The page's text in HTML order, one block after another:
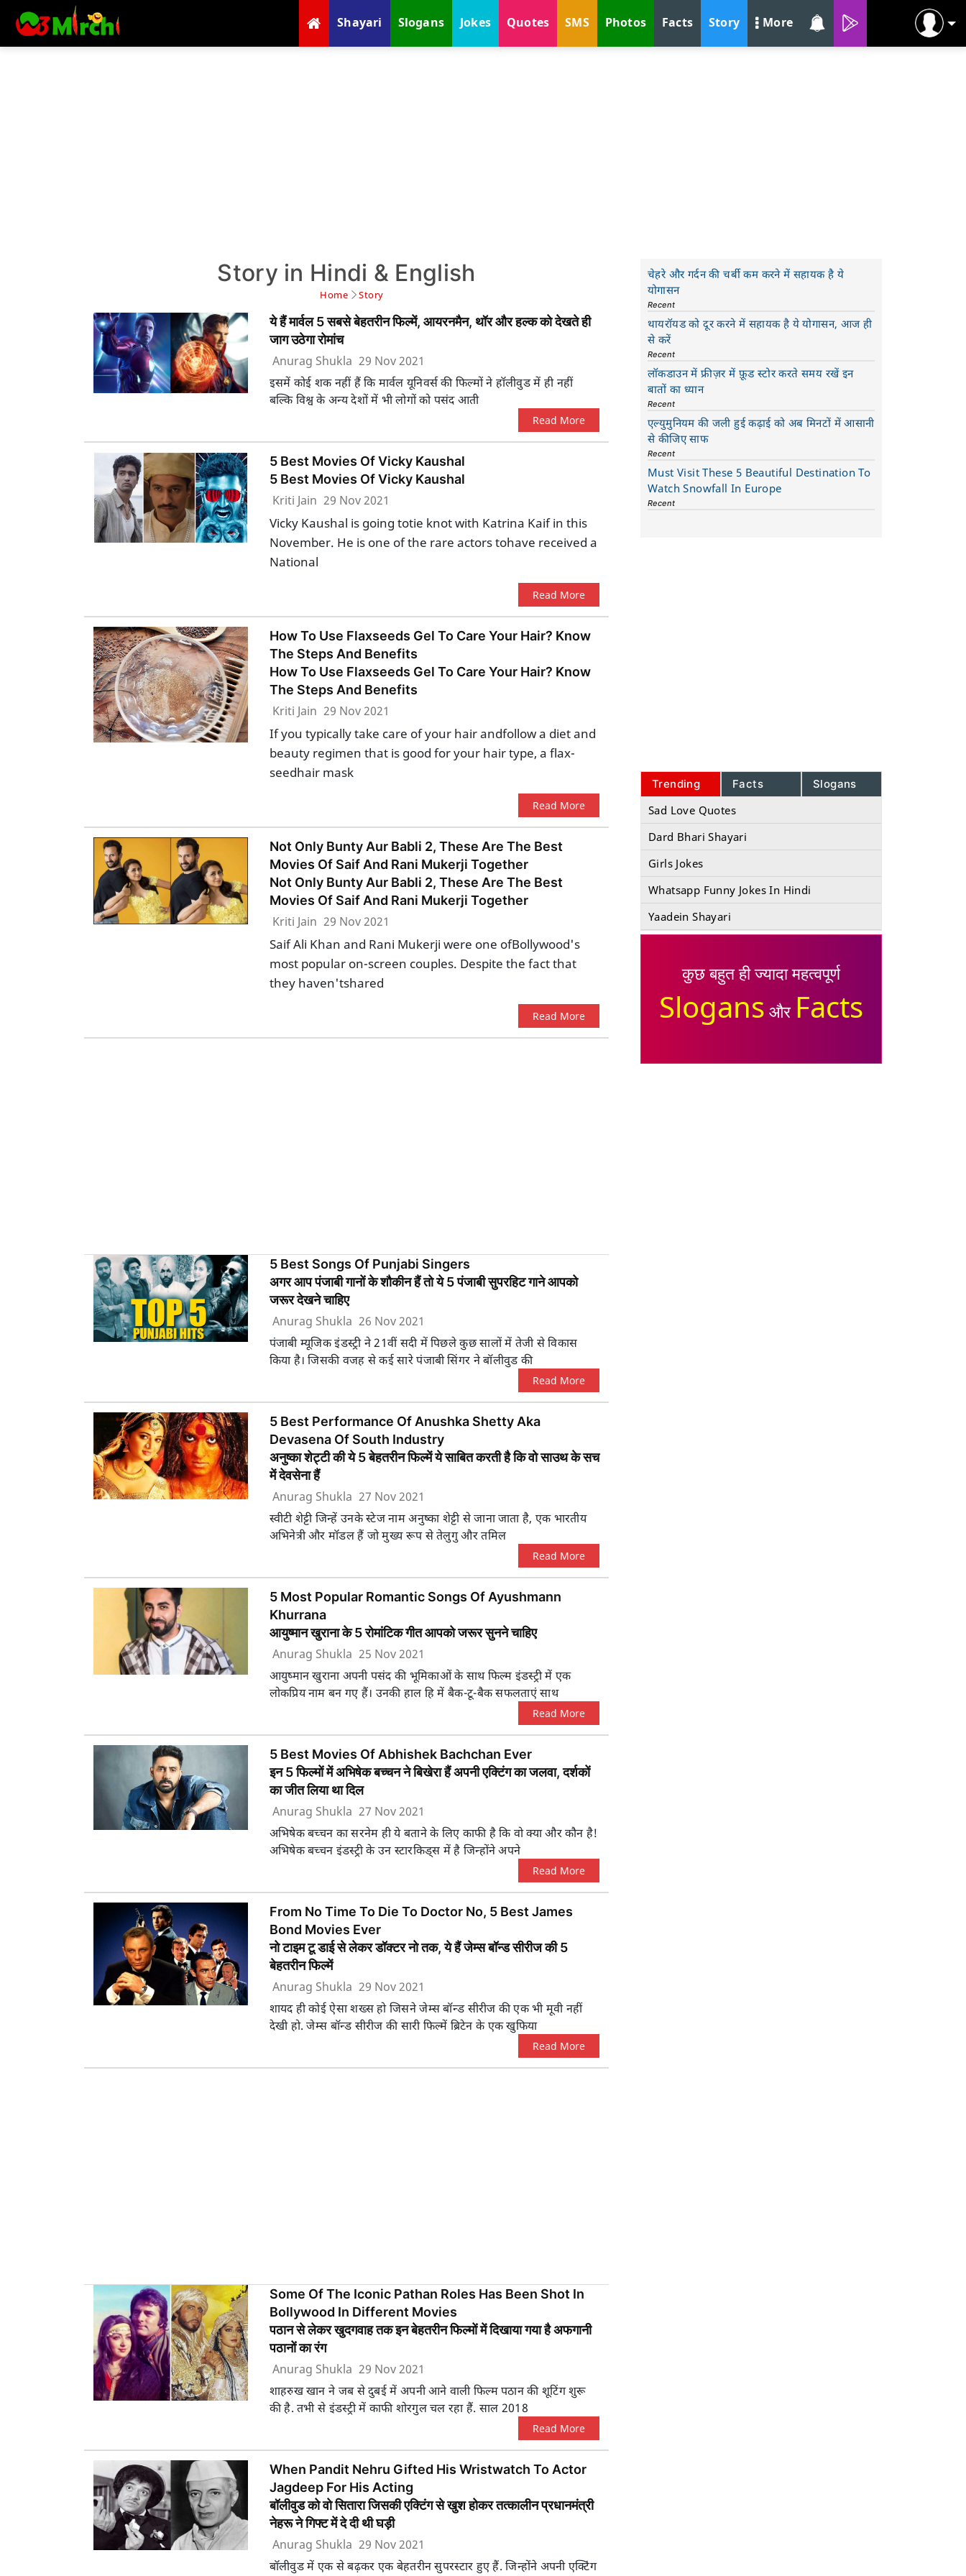
Shayari Slogans Jokes Quotes SMS Photos Facts Story More
Story in Hindi & English
Home Story
ये हैं मार्वल 5 सबसे बेहतरीन फिल्में, आयरनमैन, थॉर और हल्क को देखते ही
जाग उठेगा रोमांच
Anurag Shukla 29 Nov 2021
इसमें कोई शक नहीं हैं कि मार्वल यूनिवर्स की फिल्मों ने हॉलीवुड में ही नहीं
बल्कि विश्व के अन्य देशों में भी लोगों को पसंद आती
Read More
5 Best Movies Of Vicky Kaushal
5 Best Movies Of Vicky Kaushal
Kriti Jain 29 Nov 2021
Vicky Kaushal is going totie knot with Katrina Kaif in this
November. He is one of the rare actors tohave received a
National
Read More
How To Use Flaxseeds Gel To Care Your Hair? Know
The Steps And Benefits
How To Use Flaxseeds Gel To Care Your Hair? Know
The Steps And Benefits
Kriti Jain 29 Nov 2021
If you typically take care of your hair andfollow a diet and
beauty regimen that is good for your hair type, a flax-
seedhair mask
Read More
Not Only Bunty Aur Babli 2, These Are The Best
Movies Of Saif And Rani Mukerji Together
Not Only Bunty Aur Babli 2, These Are The Best
Movies Of Saif And Rani Mukerji Together
Kriti Jain 29 Nov 2021
Saif Ali Khan and Rani Mukerji were one ofBollywood's
most popular on-screen couples. Despite the fact that
they haven'tshared
Read More
5 Best Songs Of Punjabi Singers
अगर आप पंजाबी गानों के शौकीन हैं तो ये 5 पंजाबी सुपरहिट गाने आपको
जरूर देखने चाहिए
Anurag Shukla 26 Nov 2021
पंजाबी म्यूजिक इंडस्ट्री ने 21वीं सदी में पिछले कुछ सालों में तेजी से विकास
किया है। जिसकी वजह से कई सारे पंजाबी सिंगर ने बॉलीवुड की
Read More
5 Best Performance Of Anushka Shetty Aka
Devasena Of South Industry
अनुष्का शेट्टी की ये 5 बेहतरीन फिल्में ये साबित करती है कि वो साउथ के सच
में देवसेना हैं
Anurag Shukla 27 Nov 2021
स्वीटी शेट्टी जिन्हें उनके स्टेज नाम अनुष्का शेट्टी से जाना जाता है, एक भारतीय
अभिनेत्री और मॉडल हैं जो मुख्य रूप से तेलुगु और तमिल
Read More
5 Most Popular Romantic Songs Of Ayushmann
Khurrana
आयुष्मान खुराना के 5 रोमांटिक गीत आपको जरूर सुनने चाहिए
Anurag Shukla 25 Nov 2021
आयुष्मान खुराना अपनी पसंद की भूमिकाओं के साथ फिल्म इंडस्ट्री में एक
लोकप्रिय नाम बन गए हैं। उनकी हाल हि में बैक-टू-बैक सफलताएं साथ
Read More
5 Best Movies Of Abhishek Bachchan Ever
इन 5 फिल्मों में अभिषेक बच्चन ने बिखेरा हैं अपनी एक्टिंग का जलवा, दर्शकों
का जीत लिया था दिल
Anurag Shukla 27 Nov 2021
अभिषेक बच्चन का सरनेम ही ये बताने के लिए काफी है कि वो क्या और कौन है!
अभिषेक बच्चन इंडस्ट्री के उन स्टारकिड्स में है जिन्होंने अपने
Read More
From No Time To Die To Doctor No, 5 Best James
Bond Movies Ever
नो टाइम टू डाई से लेकर डॉक्टर नो तक, ये हैं जेम्स बॉन्ड सीरीज की 5
बेहतरीन फिल्में
Anurag Shukla 29 Nov 2021
शायद ही कोई ऐसा शख्स हो जिसने जेम्स बॉन्ड सीरीज की एक भी मूवी नहीं
देखी हो. जेम्स बॉन्ड सीरीज की सारी फिल्में ब्रिटेन के एक खुफिया
Read More
Some Of The Iconic Pathan Roles Has Been Shot In
Bollywood In Different Movies
पठान से लेकर खुदगवाह तक इन बेहतरीन फिल्मों में दिखाया गया है अफगानी
पठानों का रंग
Anurag Shukla 29 Nov 2021
शाहरुख खान ने जब से दुबई में अपनी आने वाली फिल्म पठान की शूटिंग शुरू
की है. तभी से इंडस्ट्री में काफी शोरगुल चल रहा हैं. साल 2018
Read More
When Pandit Nehru Gifted His Wristwatch To Actor
Jagdeep For His Acting
बॉलीवुड को वो सितारा जिसकी एक्टिंग से खुश होकर तत्कालीन प्रधानमंत्री
नेहरू ने गिफ्ट में दे दी थी घड़ी
Anurag Shukla 29 Nov 2021
बॉलीवुड में एक से बढ़कर एक बेहतरीन सुपरस्टार हुए हैं. जिन्होंने अपनी एक्टिंग
चेहरे और गर्दन की चर्बी कम करने में सहायक है ये
योगासन
Recent
थायरॉयड को दूर करने में सहायक है ये योगासन, आज ही
से करें
Recent
लॉकडाउन में फ्रीज़र में फ़ूड स्टोर करते समय रखें इन
बातों का ध्यान
Recent
एल्युमुनियम की जली हुई कढ़ाई को अब मिनटों में आसानी
से कीजिए साफ
Recent
Must Visit These 5 Beautiful Destination To
Watch Snowfall In Europe
Recent
Trending Facts Slogans
Sad Love Quotes
Dard Bhari Shayari
Girls Jokes
Whatsapp Funny Jokes In Hindi
Yaadein Shayari
कुछ बहुत ही ज्यादा महत्वपूर्ण
Slogans और Facts